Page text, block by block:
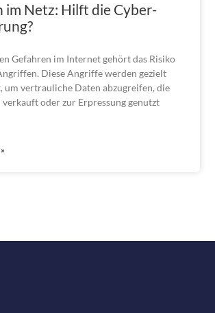
im Netz: Hilft die Cyber-
Gefahren im Internet gehört das Risiko
Diese Angriffe werden gezielt
um vertrauliche Daten abzugreifen, die
oder zur Erpressung genutzt